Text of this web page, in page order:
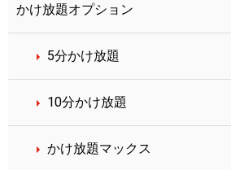
かけ放題オプション
5分かけ放題
10分かけ放題
かけ放題マックス